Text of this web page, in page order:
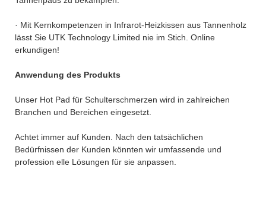
· Mit Kernkompetenzen in Infrarot-Heizkissen aus Tannenholz
lässt Sie UTK Technology Limited nie im Stich. Online
erkundigen!
Anwendung des Produkts
Unser Hot Pad für Schulterschmerzen wird in zahlreichen
Branchen und Bereichen eingesetzt.
Achtet immer auf Kunden. Nach den tatsächlichen
Bedürfnissen der Kunden könnten wir umfassende und
profession elle Lösungen für sie anpassen.